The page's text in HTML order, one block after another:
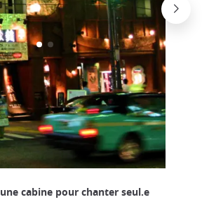
cabine pour chanter seul.e